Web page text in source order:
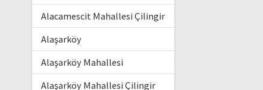
Alacamescit Mahallesi Çilingir
Alaşarköy
Alaşarköy Mahallesi
Alaşarköy Mahallesi Çilingir